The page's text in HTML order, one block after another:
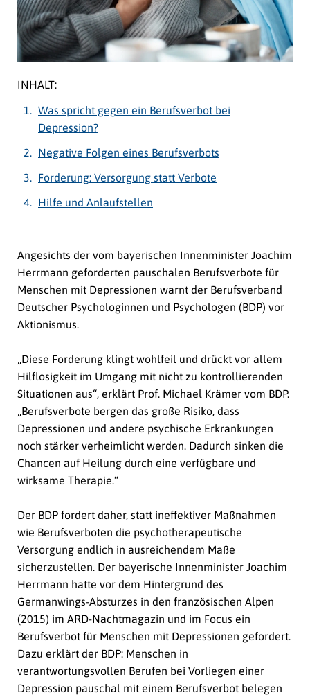
INHALT:
Was spricht gegen ein Berufsverbot bei
Depression?
Negative Folgen eines Berufsverbots
Forderung: Versorgung statt Verbote
Hilfe und Anlaufstellen
Angesichts der vom bayerischen Innenminister Joachim
Herrmann geforderten pauschalen Berufsverbote für
Menschen mit Depressionen warnt der Berufsverband
Deutscher Psychologinnen und Psychologen (BDP) vor
Aktionismus.
„Diese Forderung klingt wohlfeil und drückt vor allem
Hilflosigkeit im Umgang mit nicht zu kontrollierenden
Situationen aus“, erklärt Prof. Michael Krämer vom BDP.
„Berufsverbote bergen das große Risiko, dass
Depressionen und andere psychische Erkrankungen
noch stärker verheimlicht werden. Dadurch sinken die
Chancen auf Heilung durch eine verfügbare und
wirksame Therapie.“
Der BDP fordert daher, statt ineffektiver Maßnahmen
wie Berufsverboten die psychotherapeutische
Versorgung endlich in ausreichendem Maße
sicherzustellen. Der bayerische Innenminister Joachim
Herrmann hatte vor dem Hintergrund des
Germanwings-Absturzes in den französischen Alpen
(2015) im ARD-Nachtmagazin und im Focus ein
Berufsverbot für Menschen mit Depressionen gefordert.
Dazu erklärt der BDP: Menschen in
verantwortungsvollen Berufen bei Vorliegen einer
Depression pauschal mit einem Berufsverbot belegen